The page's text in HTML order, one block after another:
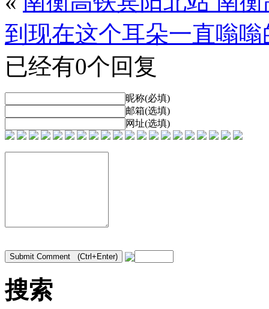
到现在这个耳朵一直嗡嗡
已经有0个回复
昵称(必填)
邮箱(选填)
网址(选填)
搜索